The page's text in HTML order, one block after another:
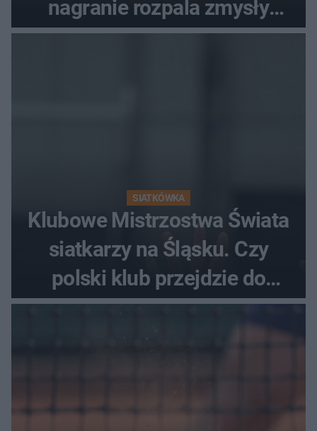
nagranie rozpala zmysły
fanów
SIATKÓWKA
Klubowe Mistrzostwa Świata
siatkarzy na Śląsku. Czy
polski klub przejdzie do
historii